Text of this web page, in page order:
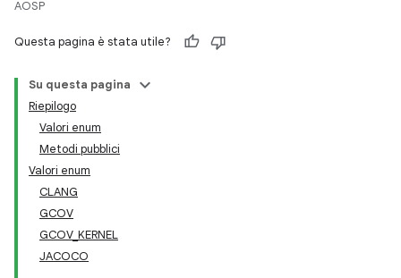
AOSP
Questa pagina è stata utile?
Su questa pagina
Riepilogo
Valori enum
Metodi pubblici
Valori enum
CLANG
GCOV
GCOV_KERNEL
JACOCO